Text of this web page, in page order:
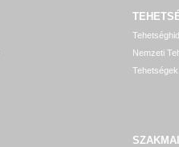
Nemzeti